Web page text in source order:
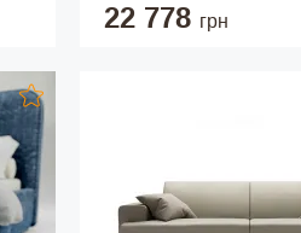
22 778 грн